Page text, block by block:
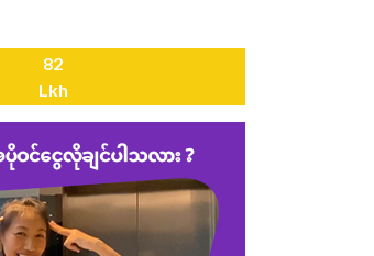
82
Lkh